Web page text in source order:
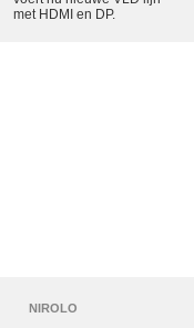
met HDMI en DP.
NIROLO